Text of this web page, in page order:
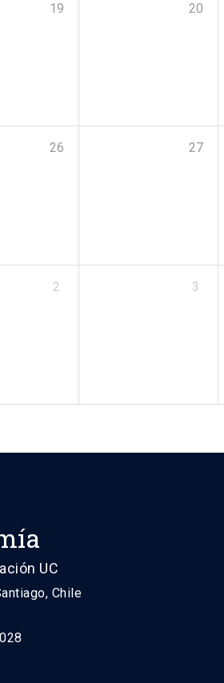
19 20
26 27
2 3
UC
Chile